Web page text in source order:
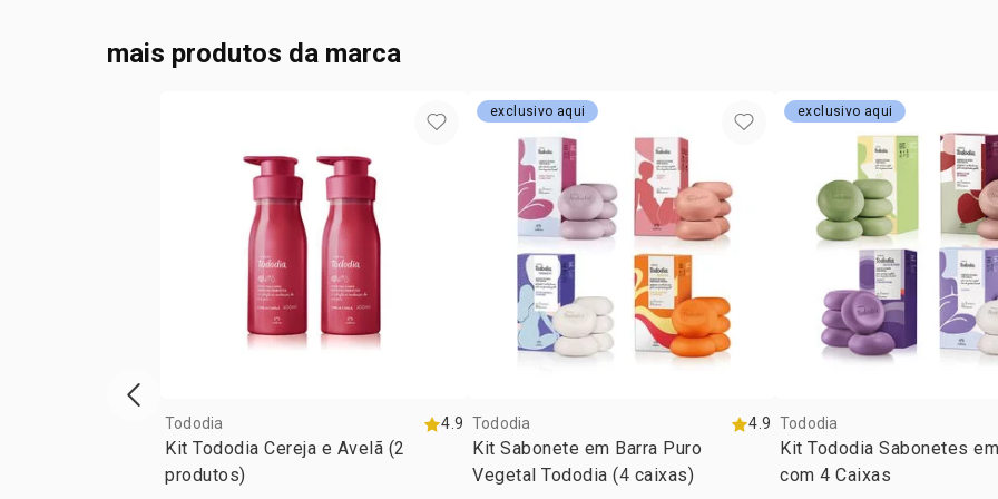
ALPHA-
mais produtos da marca
Tododia 4.9
Kit Tododia Cereja e Avelã (2
produtos)
exclusivo aqui
Tododia 4.9
Kit Sabonete em Barra Puro
Vegetal Tododia (4 caixas)
exclusivo aqui
Tododia
Kit Tododia Sabonetes
com 4 Caixas
vitrine de produtos anterior